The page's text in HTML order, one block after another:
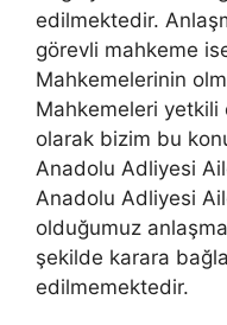
edilmektedir.
görevli mahkeme
Mahkemelerinin
Mahkemeleri yetkili
olarak bizim bu
Anadolu Adliyesi
Anadolu Adliyesi
olduğumuz
şekilde karara
edilmemektedir.